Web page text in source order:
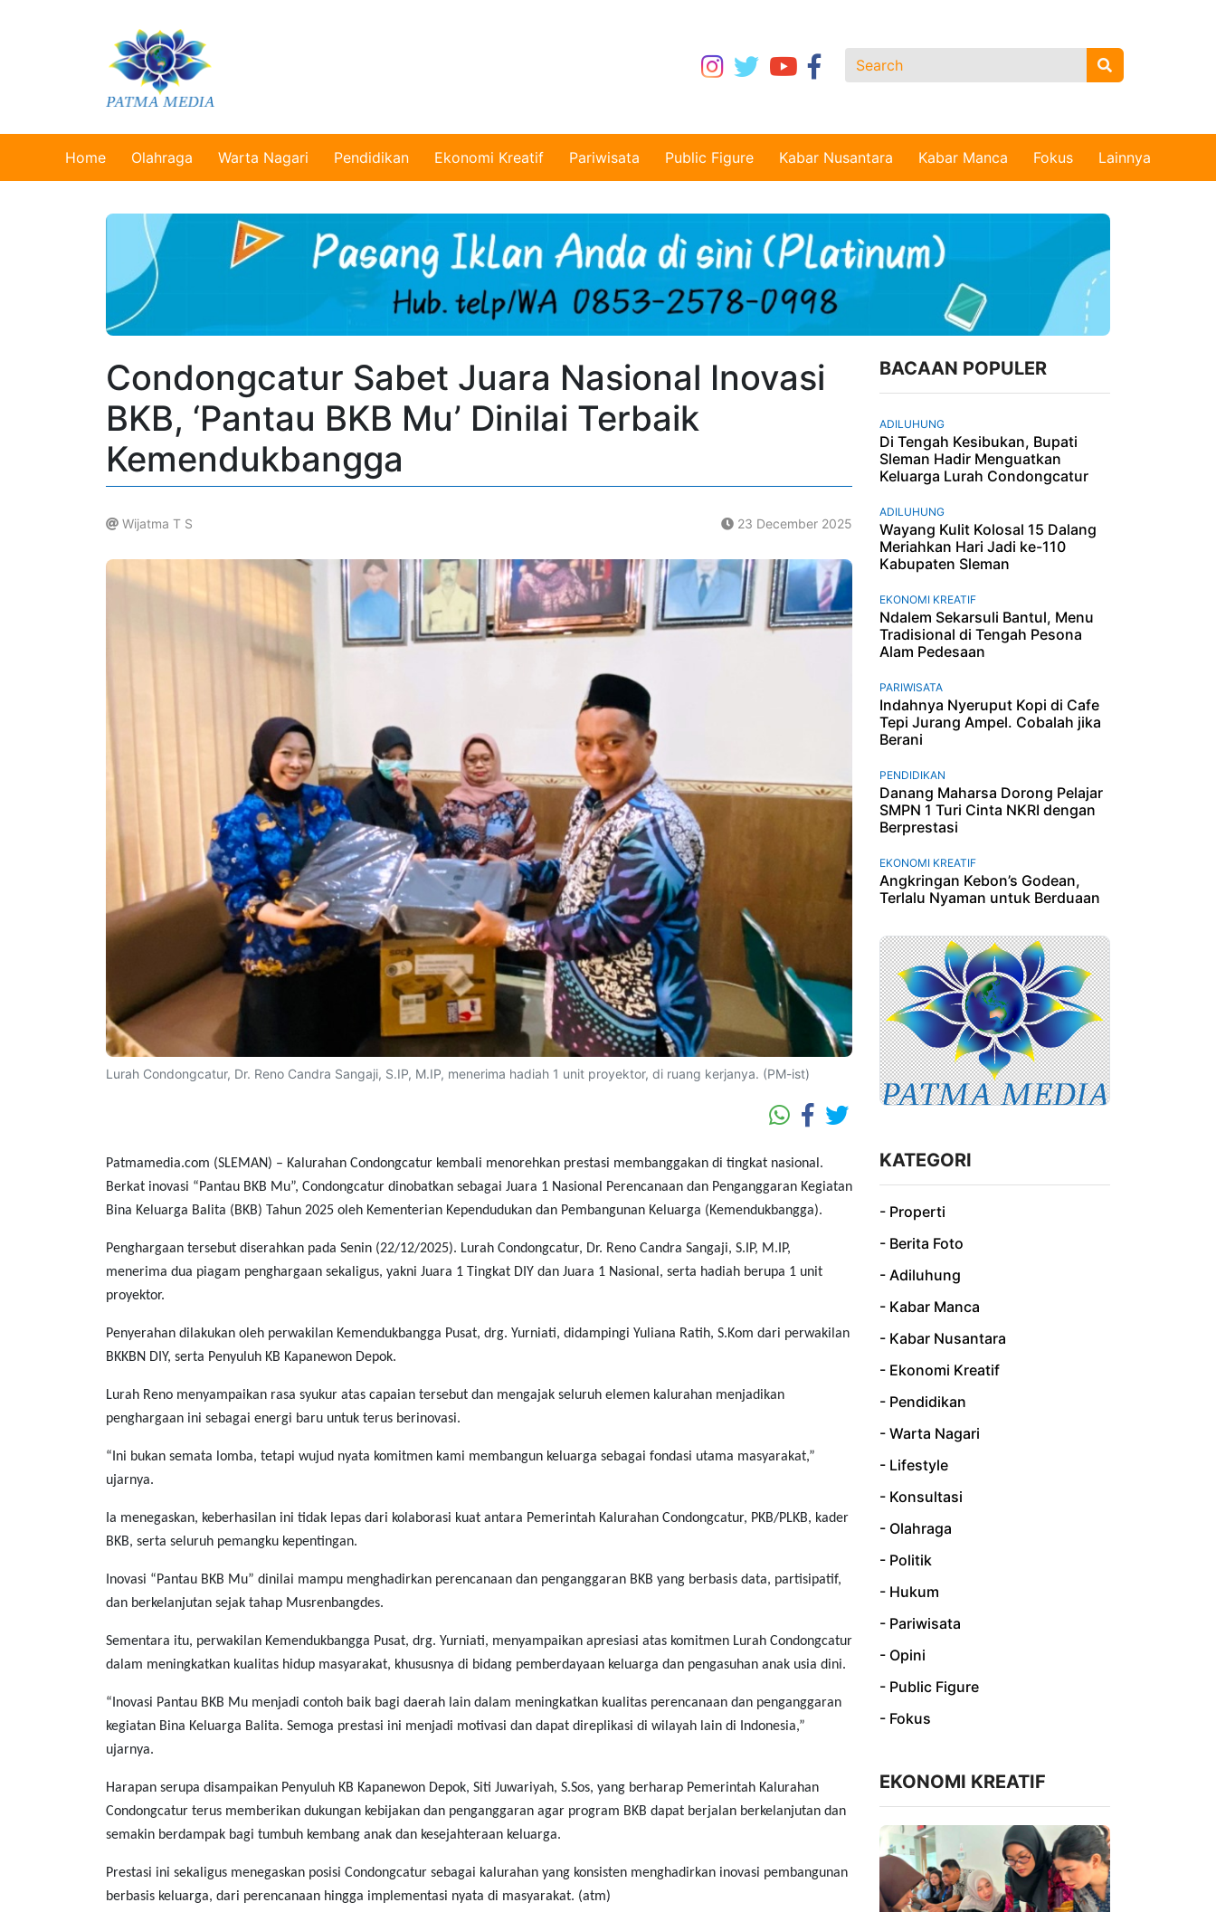
Home Olahraga Warta Nagari Pendidikan Ekonomi Kreatif Pariwisata Public Figure Kabar Nusantara Kabar Manca Fokus Lainnya
Condongcatur Sabet Juara Nasional Inovasi
BKB, ‘Pantau BKB Mu’ Dinilai Terbaik
Kemendukbangga
Wijatma T S 23 December 2025
Lurah Condongcatur, Dr. Reno Candra Sangaji, S.IP, M.IP, menerima hadiah 1 unit proyektor, di ruang kerjanya. (PM-ist)
Patmamedia.com (SLEMAN) – Kalurahan Condongcatur kembali menorehkan prestasi membanggakan di tingkat nasional.
Berkat inovasi “Pantau BKB Mu”, Condongcatur dinobatkan sebagai Juara 1 Nasional Perencanaan dan Penganggaran Kegiatan
Bina Keluarga Balita (BKB) Tahun 2025 oleh Kementerian Kependudukan dan Pembangunan Keluarga (Kemendukbangga).
Penghargaan tersebut diserahkan pada Senin (22/12/2025). Lurah Condongcatur, Dr. Reno Candra Sangaji, S.IP, M.IP,
menerima dua piagam penghargaan sekaligus, yakni Juara 1 Tingkat DIY dan Juara 1 Nasional, serta hadiah berupa 1 unit
proyektor.
Penyerahan dilakukan oleh perwakilan Kemendukbangga Pusat, drg. Yurniati, didampingi Yuliana Ratih, S.Kom dari perwakilan
BKKBN DIY, serta Penyuluh KB Kapanewon Depok.
Lurah Reno menyampaikan rasa syukur atas capaian tersebut dan mengajak seluruh elemen kalurahan menjadikan
penghargaan ini sebagai energi baru untuk terus berinovasi.
“Ini bukan semata lomba, tetapi wujud nyata komitmen kami membangun keluarga sebagai fondasi utama masyarakat,”
ujarnya.
Ia menegaskan, keberhasilan ini tidak lepas dari kolaborasi kuat antara Pemerintah Kalurahan Condongcatur, PKB/PLKB, kader
BKB, serta seluruh pemangku kepentingan.
Inovasi “Pantau BKB Mu” dinilai mampu menghadirkan perencanaan dan penganggaran BKB yang berbasis data, partisipatif,
dan berkelanjutan sejak tahap Musrenbangdes.
Sementara itu, perwakilan Kemendukbangga Pusat, drg. Yurniati, menyampaikan apresiasi atas komitmen Lurah Condongcatur
dalam meningkatkan kualitas hidup masyarakat, khususnya di bidang pemberdayaan keluarga dan pengasuhan anak usia dini.
“Inovasi Pantau BKB Mu menjadi contoh baik bagi daerah lain dalam meningkatkan kualitas perencanaan dan penganggaran
kegiatan Bina Keluarga Balita. Semoga prestasi ini menjadi motivasi dan dapat direplikasi di wilayah lain di Indonesia,”
ujarnya.
Harapan serupa disampaikan Penyuluh KB Kapanewon Depok, Siti Juwariyah, S.Sos, yang berharap Pemerintah Kalurahan
Condongcatur terus memberikan dukungan kebijakan dan penganggaran agar program BKB dapat berjalan berkelanjutan dan
semakin berdampak bagi tumbuh kembang anak dan kesejahteraan keluarga.
Prestasi ini sekaligus menegaskan posisi Condongcatur sebagai kalurahan yang konsisten menghadirkan inovasi pembangunan
berbasis keluarga, dari perencanaan hingga implementasi nyata di masyarakat. (atm)
BACAAN POPULER
ADILUHUNG
Di Tengah Kesibukan, Bupati
Sleman Hadir Menguatkan
Keluarga Lurah Condongcatur
ADILUHUNG
Wayang Kulit Kolosal 15 Dalang
Meriahkan Hari Jadi ke-110
Kabupaten Sleman
EKONOMI KREATIF
Ndalem Sekarsuli Bantul, Menu
Tradisional di Tengah Pesona
Alam Pedesaan
PARIWISATA
Indahnya Nyeruput Kopi di Cafe
Tepi Jurang Ampel. Cobalah jika
Berani
PENDIDIKAN
Danang Maharsa Dorong Pelajar
SMPN 1 Turi Cinta NKRI dengan
Berprestasi
EKONOMI KREATIF
Angkringan Kebon’s Godean,
Terlalu Nyaman untuk Berduaan
KATEGORI
- Properti
- Berita Foto
- Adiluhung
- Kabar Manca
- Kabar Nusantara
- Ekonomi Kreatif
- Pendidikan
- Warta Nagari
- Lifestyle
- Konsultasi
- Olahraga
- Politik
- Hukum
- Pariwisata
- Opini
- Public Figure
- Fokus
EKONOMI KREATIF